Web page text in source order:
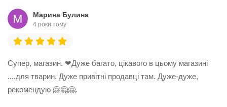
Марина Булина
4 роки тому
Супер, магазин. ❤Дуже багато, цікавого в цьому магазині
....для тварин. Дуже привітні продавці там. Дуже-дуже,
рекомендую 🤗🤗🤗.